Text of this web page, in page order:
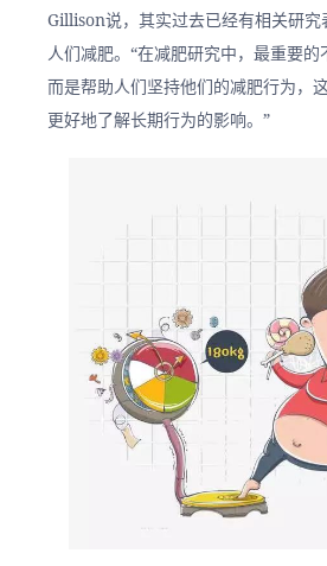
Gillison说，其实过去已经有相关研究
人们减肥。“在减肥研究中，最重要的
而是帮助人们坚持他们的减肥行为，
更好地了解长期行为的影响。”